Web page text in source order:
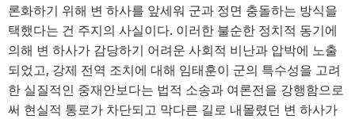
론화하기 위해 변 하사를 앞세워 군과 정면 충돌하는 방식을
택했다는 건 주지의 사실이다. 이러한 불순한 정치적 동기에
의해 변 하사가 감당하기 어려운 사회적 비난과 압박에 노출
되었고, 강제 전역 조치에 대해 임태훈이 군의 특수성을 고려
한 실질적인 중재안보다는 법적 소송과 여론전을 강행함으로
써 현실적 통로가 차단되고 막다른 길로 내몰렸던 변 하사가